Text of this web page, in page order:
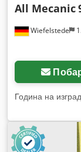
Wiefelstede
All Mecanic
Година на